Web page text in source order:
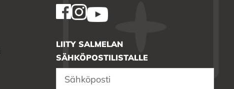
LIITY SALMELAN
SÄHKÖPOSTILISTALLE